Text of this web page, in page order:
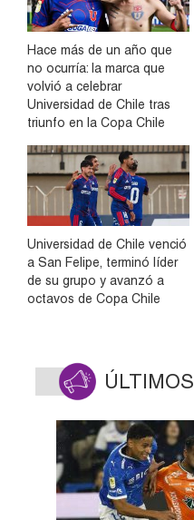
Hace más de un año que
no ocurría: la marca que
volvió a celebrar
Universidad de Chile tras
triunfo en la Copa Chile
Universidad de Chile venció
a San Felipe, terminó líder
de su grupo y avanzó a
octavos de Copa Chile
ÚLTIMOS